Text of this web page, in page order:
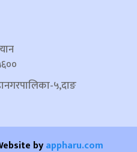
५,दाङ
byappharu.com